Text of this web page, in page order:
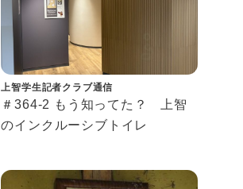
上智学生記者クラブ通信
＃364-2 もう知ってた？ 上智
のインクルーシブトイレ